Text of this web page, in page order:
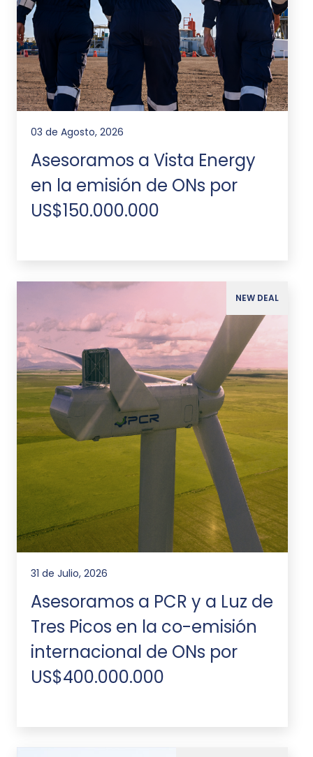
03 de Agosto, 2026
Asesoramos a Vista Energy
en la emisión de ONs por
US$150.000.000
NEW DEAL
31 de Julio, 2026
Asesoramos a PCR y a Luz de
Tres Picos en la co-emisión
internacional de ONs por
US$400.000.000